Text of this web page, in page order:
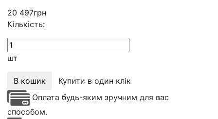
20 497грн
Кількість:
шт
В кошик
Купити в один клік
Оплата будь-яким зручним для вас
способом.